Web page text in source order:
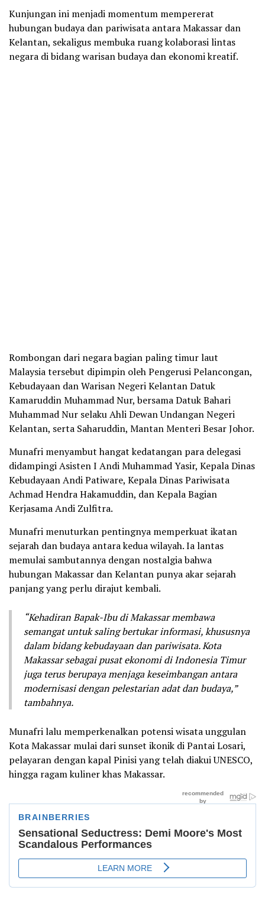
Kunjungan ini menjadi momentum mempererat
hubungan budaya dan pariwisata antara Makassar dan
Kelantan, sekaligus membuka ruang kolaborasi lintas
negara di bidang warisan budaya dan ekonomi kreatif.
Rombongan dari negara bagian paling timur laut
Malaysia tersebut dipimpin oleh Pengerusi Pelancongan,
Kebudayaan dan Warisan Negeri Kelantan Datuk
Kamaruddin Muhammad Nur, bersama Datuk Bahari
Muhammad Nur selaku Ahli Dewan Undangan Negeri
Kelantan, serta Saharuddin, Mantan Menteri Besar Johor.
Munafri menyambut hangat kedatangan para delegasi
didampingi Asisten I Andi Muhammad Yasir, Kepala Dinas
Kebudayaan Andi Patiware, Kepala Dinas Pariwisata
Achmad Hendra Hakamuddin, dan Kepala Bagian
Kerjasama Andi Zulfitra.
Munafri menuturkan pentingnya memperkuat ikatan
sejarah dan budaya antara kedua wilayah. Ia lantas
memulai sambutannya dengan nostalgia bahwa
hubungan Makassar dan Kelantan punya akar sejarah
panjang yang perlu dirajut kembali.
“Kehadiran Bapak-Ibu di Makassar membawa
semangat untuk saling bertukar informasi, khususnya
dalam bidang kebudayaan dan pariwisata. Kota
Makassar sebagai pusat ekonomi di Indonesia Timur
juga terus berupaya menjaga keseimbangan antara
modernisasi dengan pelestarian adat dan budaya,”
tambahnya.
Munafri lalu memperkenalkan potensi wisata unggulan
Kota Makassar mulai dari sunset ikonik di Pantai Losari,
pelayaran dengan kapal Pinisi yang telah diakui UNESCO,
hingga ragam kuliner khas Makassar.